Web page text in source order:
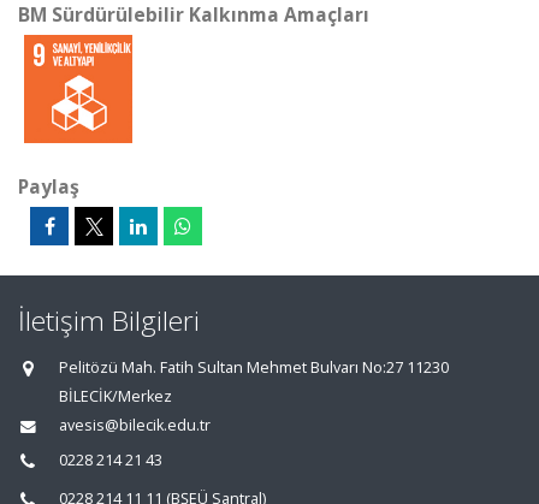
BM Sürdürülebilir Kalkınma Amaçları
Paylaş
İletişim Bilgileri
Pelitözü Mah. Fatih Sultan Mehmet Bulvarı No:27 11230
BİLECİK/Merkez
avesis@bilecik.edu.tr
0228 214 21 43
0228 214 11 11 (BŞEÜ Santral)